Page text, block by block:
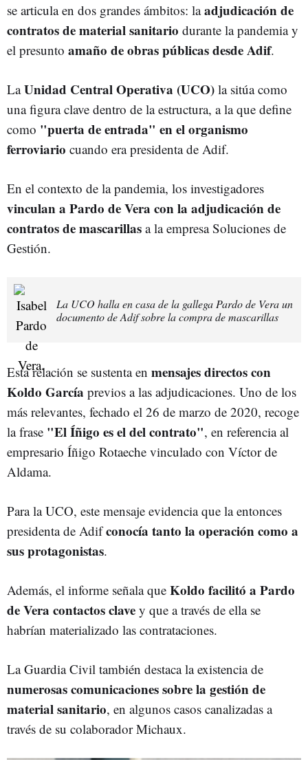
se articula en dos grandes ámbitos: laadjudicación de
contratos de material sanitario durante la pandemia y
el presunto amaño de obras públicas desde Adif.
LaUnidad Central Operativa (UCO) la sitúa como
una figura clave dentro de la estructura, a la que define
como "puerta de entrada" en el organismo
ferroviario cuando era presidenta de Adif.
En el contexto de la pandemia, los investigadores
vinculan a Pardo de Vera con la adjudicación de
contratos de mascarillas a la empresa Soluciones de
Gestión.
La UCO halla en casa de la gallega Pardo de Vera un
documento de Adif sobre la compra de mascarillas
Esta relación se sustenta en mensajes directos con
Koldo García previos a las adjudicaciones. Uno de los
más relevantes, fechado el 26 de marzo de 2020, recoge
la frase "El Íñigo es el del contrato", en referencia al
empresario Íñigo Rotaeche vinculado con Víctor de
Aldama.
Para la UCO, este mensaje evidencia que la entonces
presidenta de Adifconocía tanto la operación como a
sus protagonistas.
Además, el informe señala que Koldo facilitó a Pardo
de Vera contactos clave y que a través de ella se
habrían materializado las contrataciones.
La Guardia Civil también destaca la existencia de
numerosas comunicaciones sobre la gestión de
material sanitario, en algunos casos canalizadas a
través de su colaborador Michaux.